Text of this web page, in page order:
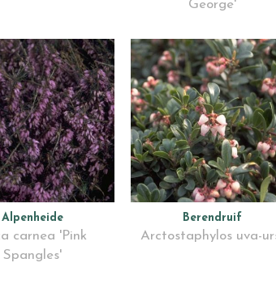
George'
Alpenheide
carnea 'Pink
Spangles'
Berendruif
Arctostaphylos uva-